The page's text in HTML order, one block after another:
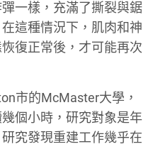
一樣，充滿了撕裂與鋸
這種情況下，肌肉和神
復正常後，才可能再次
市的McMaster大學，
個小時，研究對象是年
究發現重建工作幾乎在